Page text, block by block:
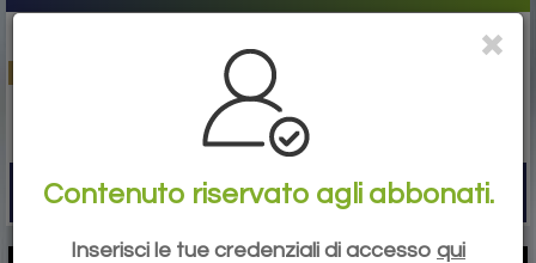
Contenuto riservato agli abbonati.
Inserisci le tue credenziali di accesso qui